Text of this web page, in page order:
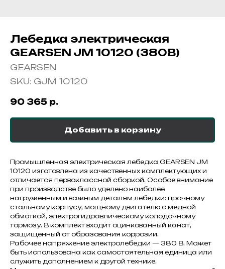
Лебедка электрическая
GEARSEN JM 10120 (380В)
GEARSEN
SKU: GJM 10120
90 365 р.
Добавить в корзину
Промышленная электрическая лебедка GEARSEN JM
10120 изготовлена из качественных комплектующих и
отличается первоклассной сборкой. Особое внимание
при производстве было уделено наиболее
нагруженным и важным деталям лебедки: прочному
стальному корпусу, мощному двигателю с медной
обмоткой, электрогидравлическому колодочному
тормозу. В комплект входит оцинкованный канат,
защищенный от образования коррозии.
Рабочее напряжение электролебедки — 380 В. Может
быть использована как самостоятельная единица или
служить дополнением к другой технике.